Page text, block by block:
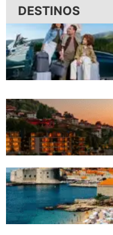
DESTINOS